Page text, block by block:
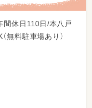
間休日110日/本八戸
無料駐車場あり）